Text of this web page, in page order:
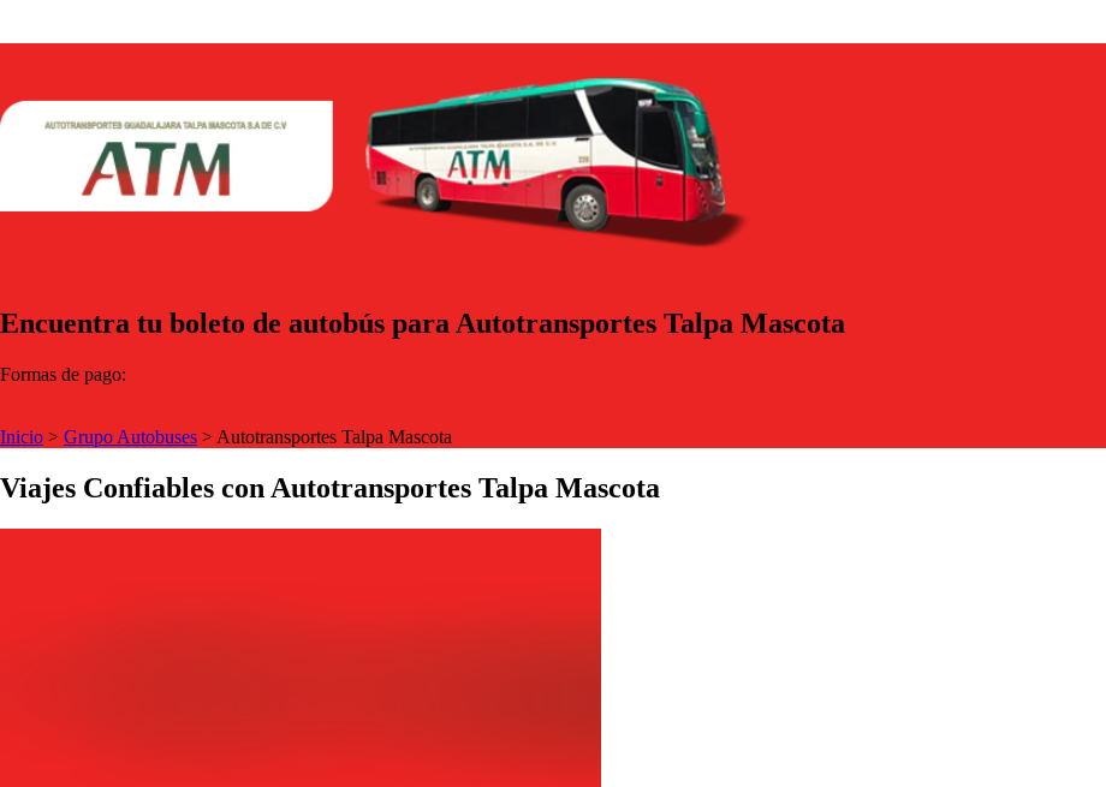
Encuentra tu boleto de autobús para Autotransportes Talpa Mascota
Formas de pago:
Inicio > Grupo Autobuses > Autotransportes Talpa Mascota
Viajes Confiables con Autotransportes Talpa Mascota